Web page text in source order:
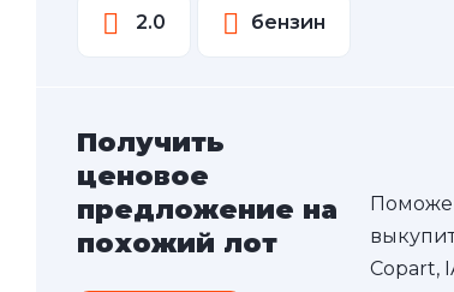
2.0 бензин
Получить
ценовое
предложение на
похожий лот
Copart,